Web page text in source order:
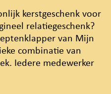
kerstgeschenk voor
relatiegeschenk?
van Mijn
combinatie van
Iedere medewerker